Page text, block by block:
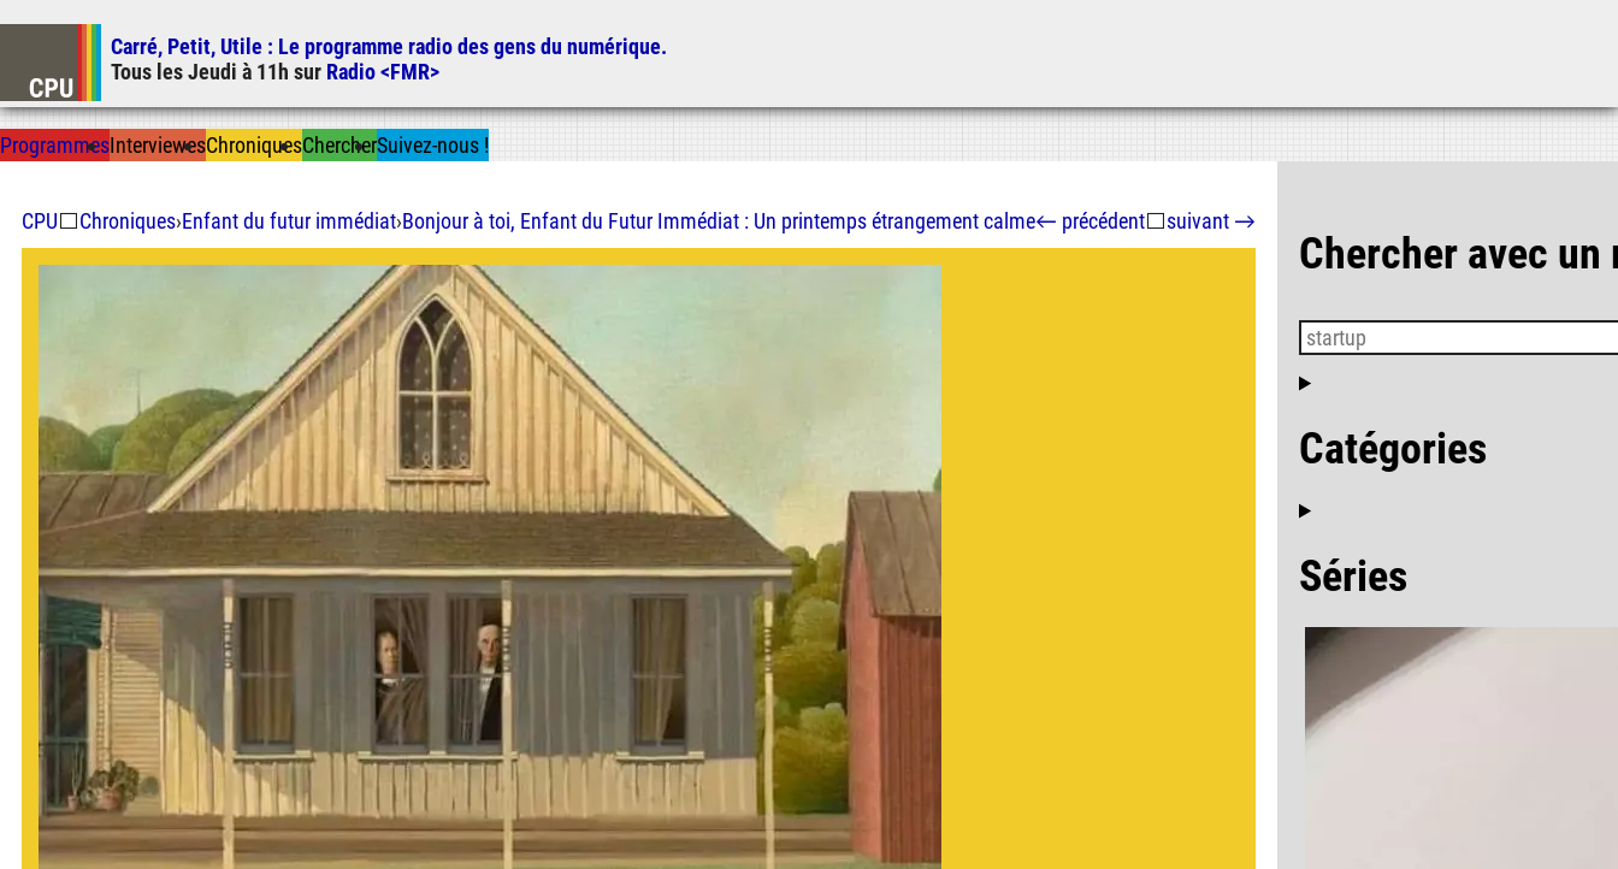
Aller à la recherche
Carré, Petit, Utile : Le programme radio des gens du numérique.
Tous lesJeudi à 11h sur Radio <FMR>
ProgrammesInterviewesChroniquesChercherSuivez-nous !
CPU⬜Chroniques›Enfant du futur immédiat›Bonjour à toi, Enfant du Futur Immédiat : Un printemps étrangement calme← précédent⬜suivant →
Chercher avec un
Catégories
Séries